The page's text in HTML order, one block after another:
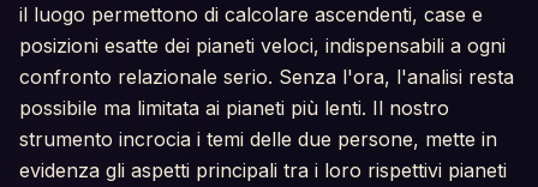
il luogo permettono di calcolare ascendenti, case e
posizioni esatte dei pianeti veloci, indispensabili a ogni
confronto relazionale serio. Senza l'ora, l'analisi resta
possibile ma limitata ai pianeti più lenti. Il nostro
strumento incrocia i temi delle due persone, mette in
evidenza gli aspetti principali tra i loro rispettivi pianeti